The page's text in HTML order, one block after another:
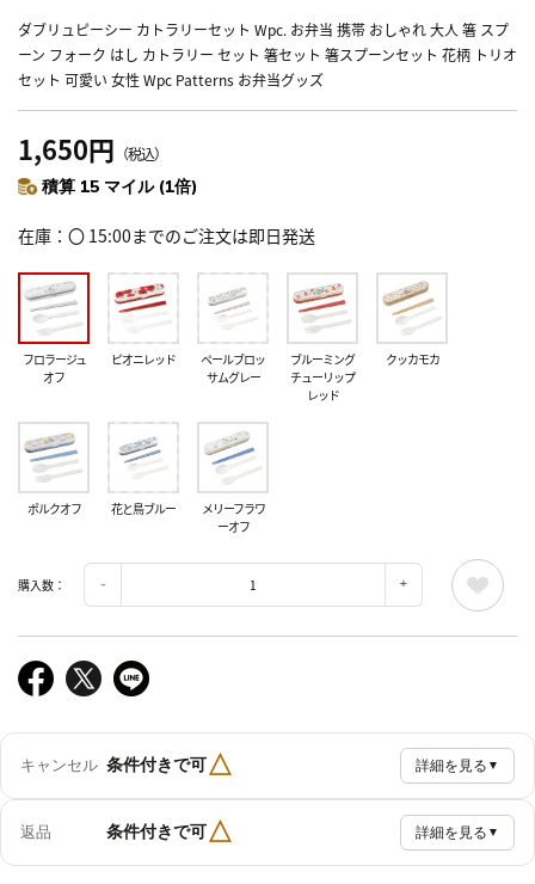
ダブリュピーシー カトラリーセット Wpc. お弁当 携帯 おしゃれ 大人 箸 スプ
ーン フォーク はし カトラリー セット 箸セット 箸スプーンセット 花柄 トリオ
セット 可愛い 女性 Wpc Patterns お弁当グッズ
1,650円 （税込）
積算 15 マイル (1倍)
在庫 〇 15:00までのご注文は即日発送
フロラージュ
オフ
ピオニレッド
ペールブロッ
サムグレー
ブルーミング
チューリップ
レッド
クッカモカ
ポルクオフ 花と鳥ブルー
メリーフラワ
ーオフ
購入数：
キャンセル 条件付きで可△ 詳細を見る ▼
返品 条件付きで可△ 詳細を見る ▼